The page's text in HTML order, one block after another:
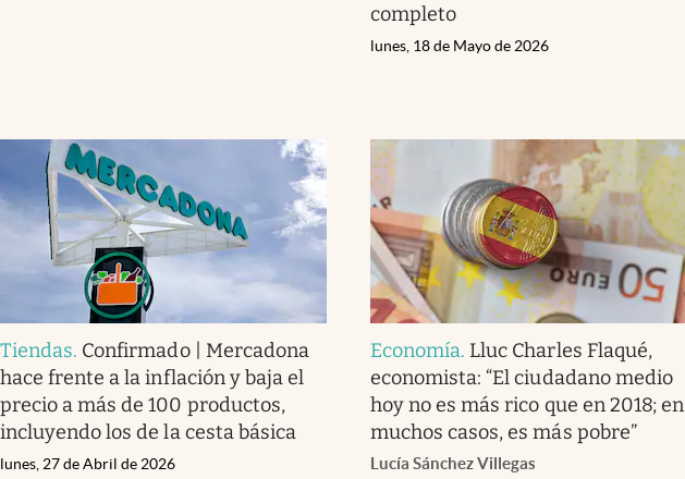
completo
lunes, 18 de Mayo de 2026
Tiendas. Confirmado | Mercadona
hace frente a la inflación y baja el
precio a más de 100 productos,
incluyendo los de la cesta básica
lunes, 27 de Abril de 2026
Economía. Lluc Charles Flaqué,
economista: “El ciudadano medio
hoy no es más rico que en 2018; en
muchos casos, es más pobre”
Lucía Sánchez Villegas